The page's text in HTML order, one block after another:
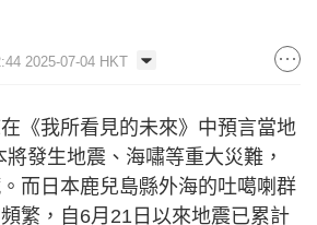
2025-07-04 HKT
《我所看見的未來》中預言當地
發生地震、海嘯等重大災難，
而日本鹿兒島縣外海的吐噶喇群
繁，自6月21日以來地震已累計